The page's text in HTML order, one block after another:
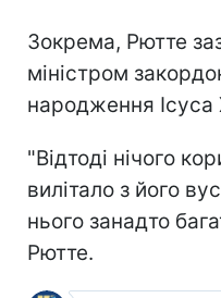
Зокрема, Рютте
міністром
народження Ісуса
"Відтоді нічого
вилітало з його
нього занадто
Рютте.